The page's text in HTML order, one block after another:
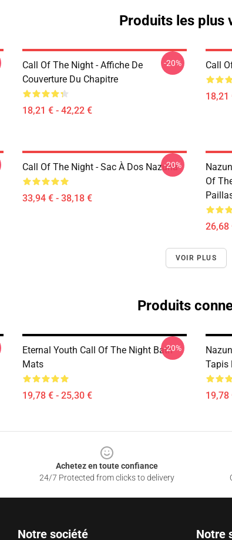
Produits les plus
Call Of The Night - Affiche De
Couverture Du Chapitre
18,21 € - 42,22 €
-20% Call
18,21
Call Of The Night - Sac À Dos Nazuna
33,94 € - 38,18 €
-20%
Of
26,68
VOIR PLUS
Produits
Eternal Youth Call Of The Night Bath
Mats
19,78 € - 25,30 €
-20%
Tapis
19,78
Achetez en toute confiance
24/7 Protected from clicks to delivery
Notre société Notre